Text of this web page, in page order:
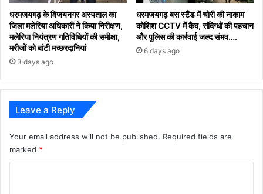
धरमजयगढ़ के विजयनगर अस्पताल का
जिला मलेरिया अधिकारी ने किया निरीक्षण,
मलेरिया नियंत्रण गतिविधियों की समीक्षा,
मरीजों को बांटी मच्छरदानियां
3 days ago
धरमजयगढ़ बस स्टैंड में चोरी की नाकाम
कोशिश CCTV में कैद, संदिग्धों की पहचान
और पुलिस की कार्रवाई जल्द संभव….
6 days ago
Leave a Reply
Your email address will not be published. Required fields are
marked *